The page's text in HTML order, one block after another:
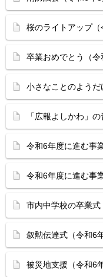
桜のライトアップ（
卒業おめでとう（令
小さなことのようだ
「広報よしかわ」
令和6年度に進む事
令和6年度に進む事
市内中学校の卒業式
叙勲伝達式（令和6
被災地支援（令和6